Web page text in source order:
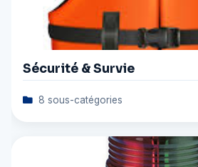
Sécurité & Survie
8 sous-catégories